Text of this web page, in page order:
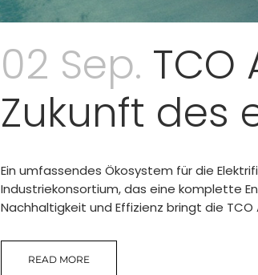
02 Sep. TCO
Zukunft des
Ein umfassendes Ökosystem für die
Industriekonsortium, das eine komplette
Nachhaltigkeit und Effizienz bringt die
READ MORE